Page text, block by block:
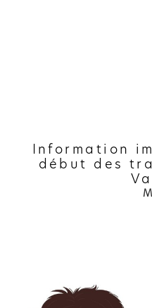
Information
début des